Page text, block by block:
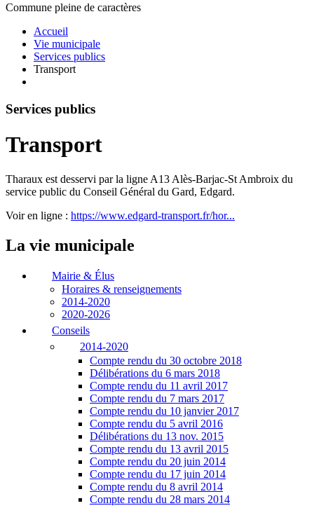
Commune pleine de caractères
Accueil
Vie municipale
Services publics
Transport
Services publics
Transport
Tharaux est desservi par la ligne A13 Alès-Barjac-St Ambroix du
service public du Conseil Général du Gard, Edgard.
Voir en ligne : https://www.edgard-transport.fr/hor...
La vie municipale
Mairie & Élus
Horaires & renseignements
2014-2020
2020-2026
Conseils
2014-2020
Compte rendu du 30 octobre 2018
Délibérations du 6 mars 2018
Compte rendu du 11 avril 2017
Compte rendu du 7 mars 2017
Compte rendu du 10 janvier 2017
Compte rendu du 5 avril 2016
Délibérations du 13 nov. 2015
Compte rendu du 13 avril 2015
Compte rendu du 20 juin 2014
Compte rendu du 17 juin 2014
Compte rendu du 8 avril 2014
Compte rendu du 28 mars 2014